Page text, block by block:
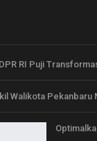
RI Puji
Walikota Pekanbaru